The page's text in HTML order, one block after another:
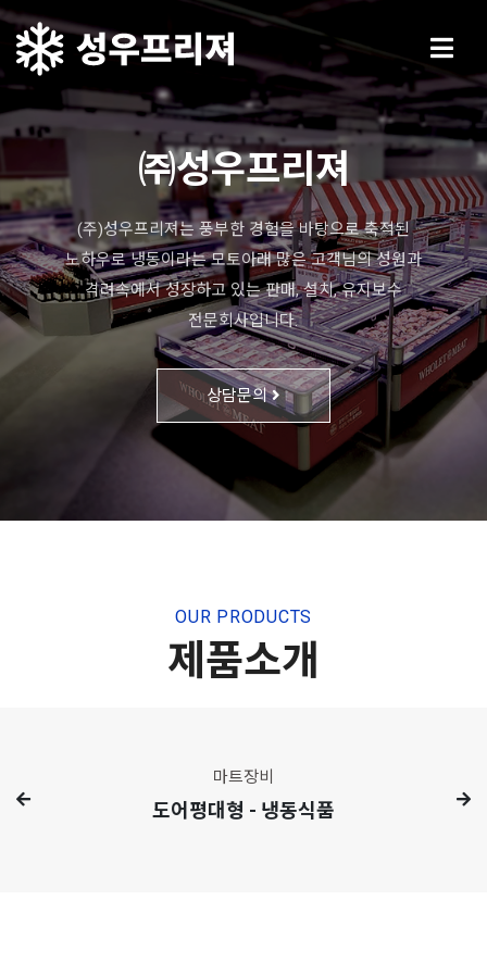
㈜성우프리져
(주)성우프리져는 풍부한 경험을 바탕으로 축적된
노하우로 냉동이라는 모토아래 많은 고객님의 성원과
격려속에서 성장하고 있는 판매, 설치, 유지보수
전문회사입니다.
상담문의
OUR PRODUCTS
제품소개
도어평대형 - 냉동식품
마트장비